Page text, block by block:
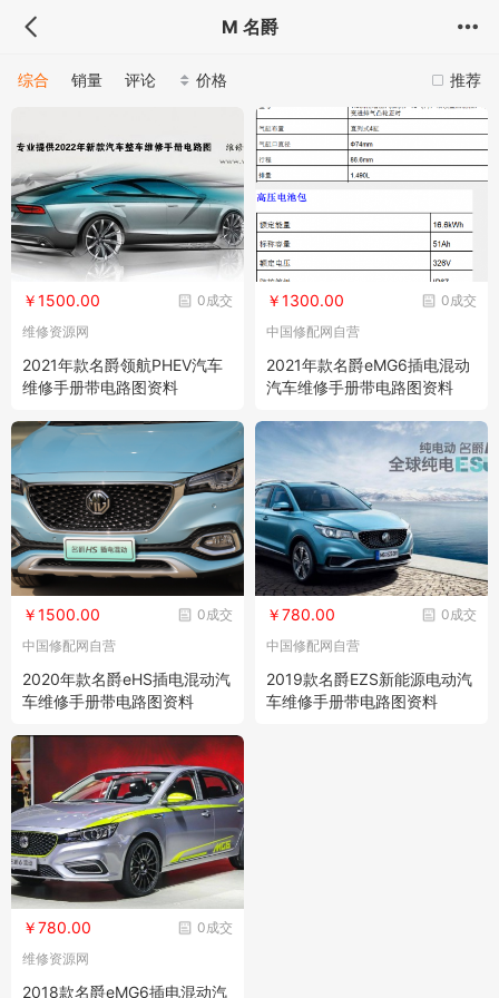
M 名爵
推荐
综合 销量 评论 价格
0成交
￥1500.00
维修资源网
2021年款名爵领航PHEV汽车
维修手册带电路图资料
0成交
￥1300.00
中国修配网自营
2021年款名爵eMG6插电混动
汽车维修手册带电路图资料
0成交
￥1500.00
中国修配网自营
2020年款名爵eHS插电混动汽
车维修手册带电路图资料
0成交
￥780.00
中国修配网自营
2019款名爵EZS新能源电动汽
车维修手册带电路图资料
0成交
￥780.00
维修资源网
2018款名爵eMG6插电混动汽